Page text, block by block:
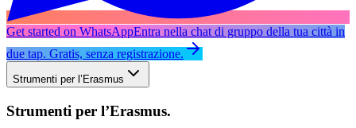
Get started on WhatsAppEntra nella chat di gruppo della tua città in
due tap. Gratis, senza registrazione.
Strumenti per l’Erasmus
Strumenti per l’Erasmus.